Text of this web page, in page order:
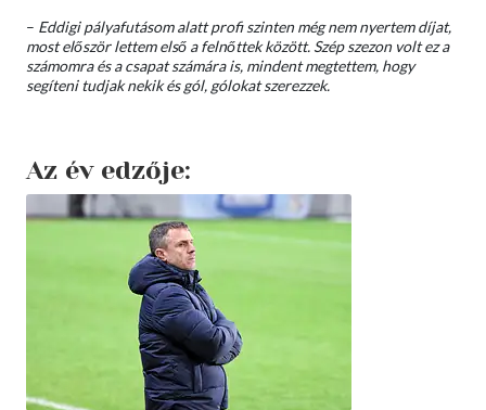
– Eddigi pályafutásom alatt profi szinten még nem nyertem díjat,
most először lettem első a felnőttek között. Szép szezon volt ez a
számomra és a csapat számára is, mindent megtettem, hogy
segíteni tudjak nekik és gól, gólokat szerezzek.
Az év edzője: